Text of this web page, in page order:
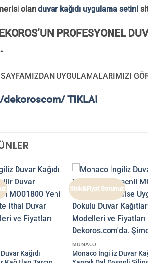
olan duvar kağıdı uygulama setini
PROFESYONEL
UYGULAMALARIMIZI
dekoroscom/ TIKLA!
Kağıdı
Stok&Fiyat Sorunuz
MONACO
Monaco İngiliz Duvar